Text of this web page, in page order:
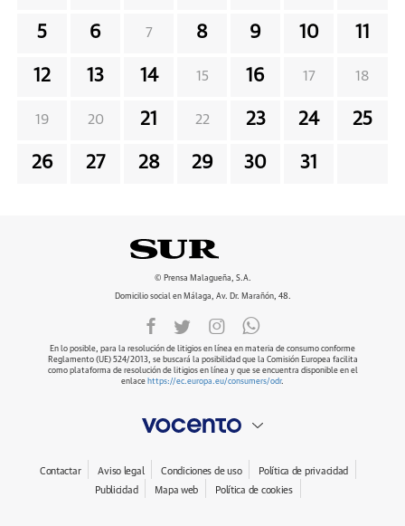
5 6 7 8 9 10 11
12 13 14 15 16 17 18
19 20 21 22 23 24 25
26 27 28 29 30 31
© Prensa Malagueña, S.A.
Domicilio social en Málaga, Av. Dr. Marañón, 48.
En lo posible, para la resolución de litigios en línea en materia de consumo conforme
Reglamento (UE) 524/2013, se buscará la posibilidad que la Comisión Europea facilita
como plataforma de resolución de litigios en línea y que se encuentra disponible en el
enlace https://ec.europa.eu/consumers/odr.
Contactar Aviso legal Condiciones de uso
Política de privacidad
Publicidad
Mapa web Política de cookies